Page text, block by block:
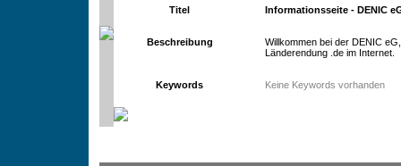
Titel Informationsseite - DENIC
Beschreibung
Willkommen bei der DENIC
Länderendung .de im Internet.
Keywords Keine Keywords vorhanden